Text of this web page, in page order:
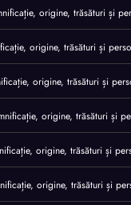
origine, trăsături și
origine, trăsături și
origine, trăsături și
origine, trăsături și
origine, trăsături și
origine, trăsături și